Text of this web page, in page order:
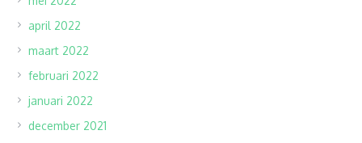
april 2022
maart 2022
februari 2022
januari 2022
december 2021